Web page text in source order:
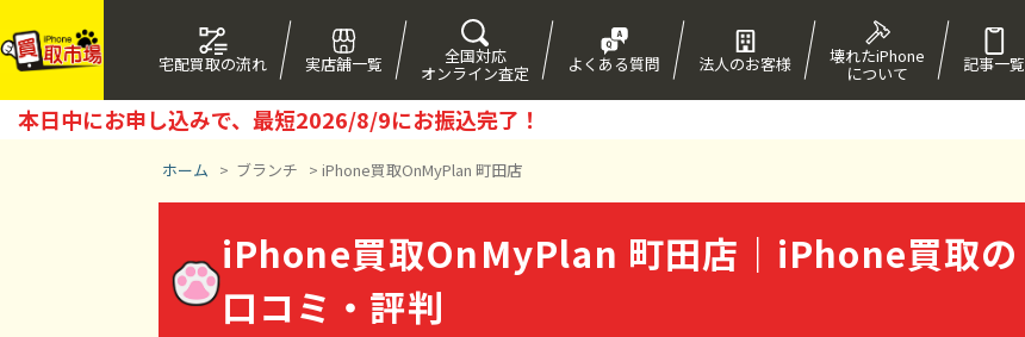
宅配買取の流れ 実店舗一覧 全国対応
オンライン査定 よくある質問 法人のお客様 壊れたiPhone
について 記事一覧
本日中にお申し込みで、最短2026/8/9にお振込完了！
ホーム > ブランチ > iPhone買取OnMyPlan 町田店
iPhone買取OnMyPlan 町田店｜iPhone買取の
口コミ・評判